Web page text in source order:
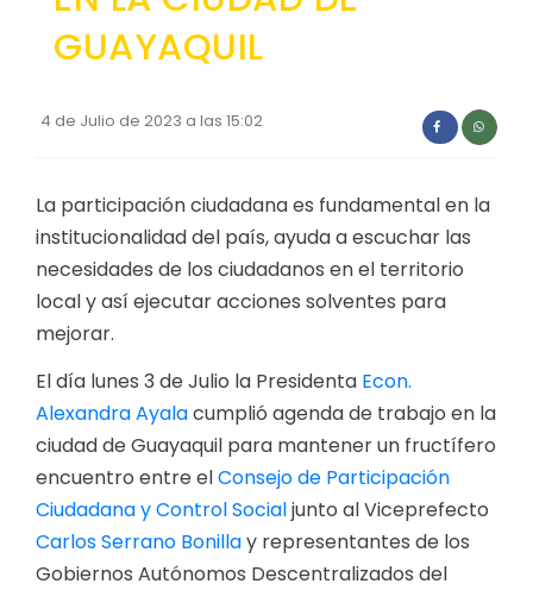
GUAYAQUIL
4 de Julio de 2023 a las 15:02
La participación ciudadana es fundamental en la
institucionalidad del país, ayuda a escuchar las
necesidades de los ciudadanos en el territorio
local y así ejecutar acciones solventes para
mejorar.
El día lunes 3 de Julio la Presidenta Econ.
Alexandra Ayalacumplió agenda de trabajo en la
ciudad de Guayaquil para mantener un fructífero
encuentro entre elConsejo de Participación
Ciudadana y Control Socialjunto al Viceprefecto
Carlos Serrano Bonillay representantes de los
Gobiernos Autónomos Descentralizados del